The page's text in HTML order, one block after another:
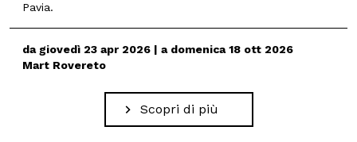
Pavia.
da giovedì 23 apr 2026 | a domenica 18 ott 2026
Mart Rovereto
Scopri di più